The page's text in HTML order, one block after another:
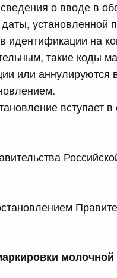
о вводе в
установленной
идентификации на
такие коды
или
вступает
Правительства
молочной
к ним